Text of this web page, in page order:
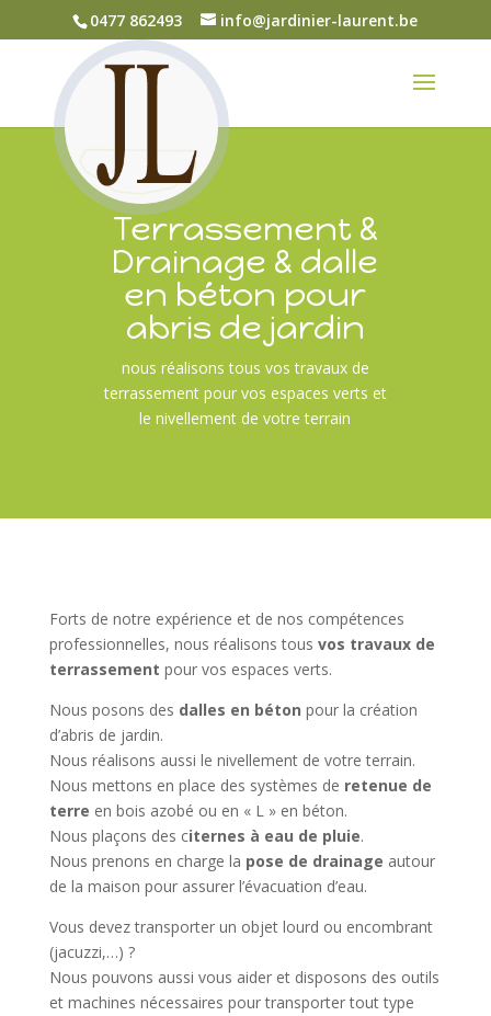
0477 862493 info@jardinier-laurent.be
Terrassement &
Drainage & dalle
en béton pour
abris de jardin
nous réalisons tous vos travaux de
terrassement pour vos espaces verts et
le nivellement de votre terrain
Forts de notre expérience et de nos compétences
professionnelles, nous réalisons tous vos travaux de
terrassement pour vos espaces verts.
Nous posons des dalles en béton pour la création
d’abris de jardin.
Nous réalisons aussi le nivellement de votre terrain.
Nous mettons en place des systèmes de retenue de
terre en bois azobé ou en « L » en béton.
Nous plaçons des citernes à eau de pluie.
Nous prenons en charge la pose de drainage autour
de la maison pour assurer l’évacuation d’eau.
Vous devez transporter un objet lourd ou encombrant
(jacuzzi,…) ?
Nous pouvons aussi vous aider et disposons des outils
et machines nécessaires pour transporter tout type